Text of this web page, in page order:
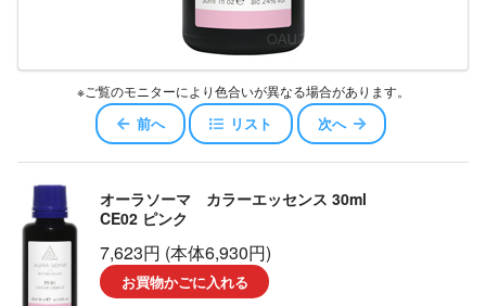
※ご覧のモニターにより色合いが異なる場合があります。
前へ リスト 次へ
オーラソーマ カラーエッセンス 30ml
CE02 ピンク
7,623円 (本体6,930円)
お買物かごに入れる